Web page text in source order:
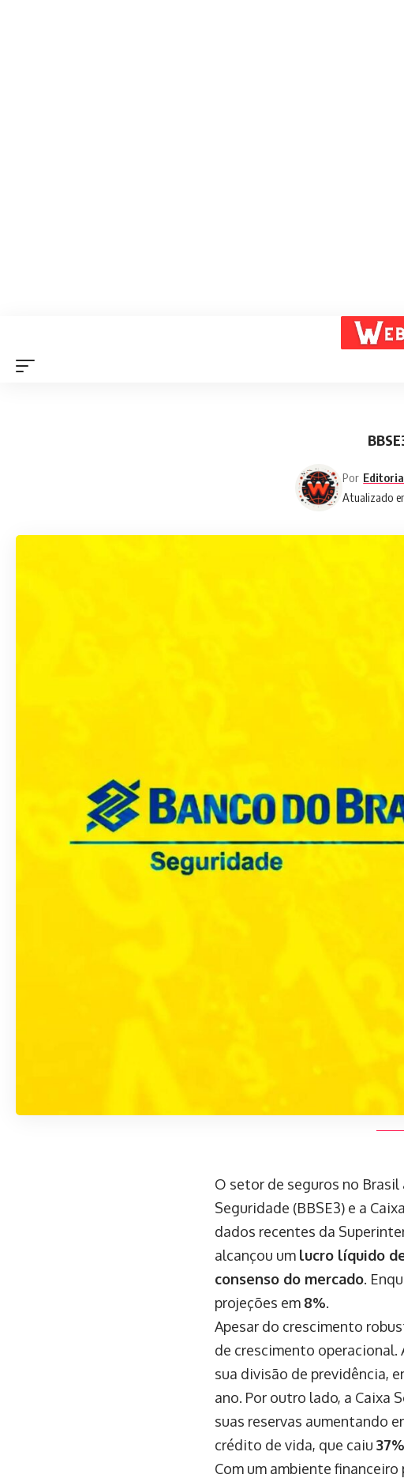
Atualizado
Por
O setor de seguros no
Seguridade (BBSE3) e a
dados recentes da
alcançou um lucro líquido
consenso do mercado.
projeções em 8%.
Apesar do crescimento
de crescimento operacional.
sua divisão de previdência,
ano. Por outro lado, a Caixa
suas reservas aumentando
crédito de vida, que caiu 37%
Com um ambiente